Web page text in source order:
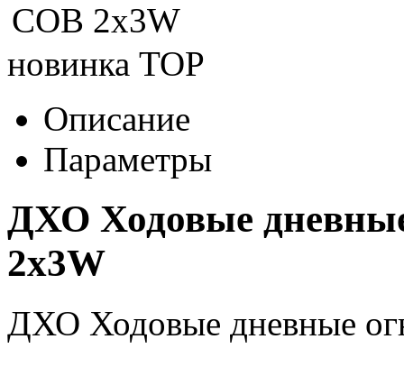
новинка TOP
Описание
Параметры
ДХО Ходовые
2x3W
ДХО Ходовые дневные